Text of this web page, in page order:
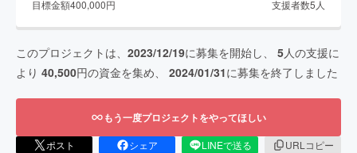
目標金額400,000円 支援者数5 人
このプロジェクトは、 2023/12/19に募集を開始し、 5人の支援に
より 40,500円の資金を集め、 2024/01/31に募集を終了しました
もう一度プロジェクトをやってほしい
ポスト シェア LINEで送る
URLコピー